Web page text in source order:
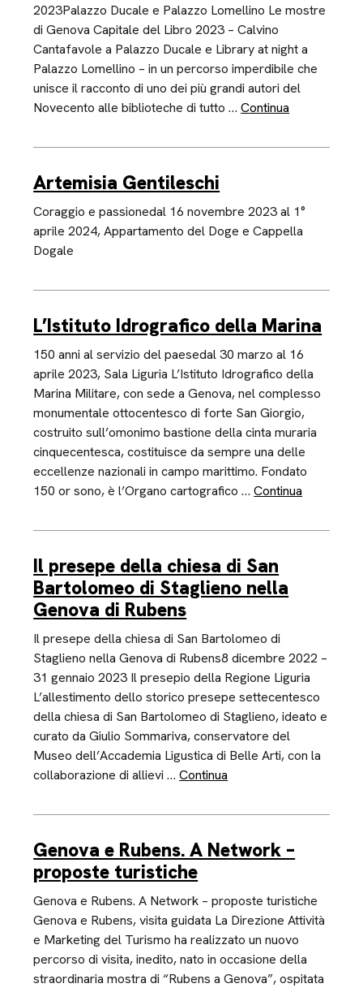
2023Palazzo Ducale e Palazzo Lomellino Le mostre
di Genova Capitale del Libro 2023 – Calvino
Cantafavole a Palazzo Ducale e Library at night a
Palazzo Lomellino – in un percorso imperdibile che
unisce il racconto di uno dei più grandi autori del
Novecento alle biblioteche di tutto …Continua
Artemisia Gentileschi
Coraggio e passionedal 16 novembre 2023 al 1°
aprile 2024, Appartamento del Doge e Cappella
Dogale
L’Istituto Idrografico della Marina
150 anni al servizio del paesedal 30 marzo al 16
aprile 2023, Sala Liguria L’Istituto Idrografico della
Marina Militare, con sede a Genova, nel complesso
monumentale ottocentesco di forte San Giorgio,
costruito sull’omonimo bastione della cinta muraria
cinquecentesca, costituisce da sempre una delle
eccellenze nazionali in campo marittimo. Fondato
150 or sono, è l’Organo cartografico …Continua
Il presepe della chiesa di San
Bartolomeo di Staglieno nella
Genova di Rubens
Il presepe della chiesa di San Bartolomeo di
Staglieno nella Genova di Rubens8 dicembre 2022 –
31 gennaio 2023 Il presepio della Regione Liguria
L’allestimento dello storico presepe settecentesco
della chiesa di San Bartolomeo di Staglieno, ideato e
curato da Giulio Sommariva, conservatore del
Museo dell’Accademia Ligustica di Belle Arti, con la
collaborazione di allievi …Continua
Genova e Rubens. A Network –
proposte turistiche
Genova e Rubens. A Network – proposte turistiche
Genova e Rubens, visita guidata La Direzione Attività
e Marketing del Turismo ha realizzato un nuovo
percorso di visita, inedito, nato in occasione della
straordinaria mostra di “Rubens a Genova”, ospitata